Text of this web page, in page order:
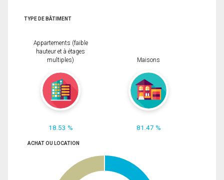
TYPE DE BÂTIMENT
Appartements (faible
hauteur et à étages
multiples)
18.53 %
Maisons
81.47 %
ACHAT OU LOCATION